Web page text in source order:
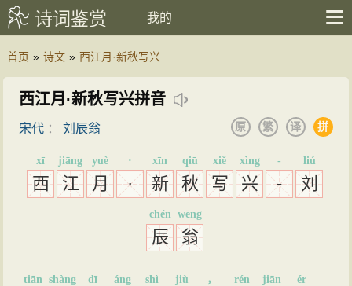
诗词鉴赏 我的
首页 » 诗文 » 西江月·新秋写兴
西江月·新秋写兴拼音
宋代 ：刘辰翁 拼
译
繁
原
西
xī
江
jiāng
月
yuè
·
·
新
xīn
秋
qiū
写
xiě
兴
xìng
-
-
刘
liú
辰
chén
翁
wēng
tiān shàng dī áng shì jiù ， rén jiān ér